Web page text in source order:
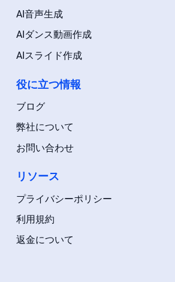
AI音声生成
AIダンス動画作成
AIスライド作成
役に立つ情報
ブログ
弊社について
お問い合わせ
リソース
プライバシーポリシー
利用規約
返金について